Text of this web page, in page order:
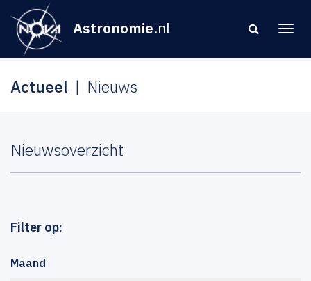
Astronomie.nl
Actueel Nieuws
Nieuwsoverzicht
Filter op:
Maand